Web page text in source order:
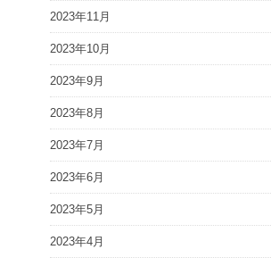
2023年11月
2023年10月
2023年9月
2023年8月
2023年7月
2023年6月
2023年5月
2023年4月